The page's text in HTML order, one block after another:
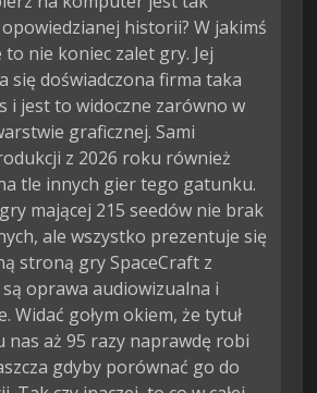
historii? W jakimś
nie koniec zalet gry. Jej
się doświadczona firma taka
i jest to widoczne zarówno w
graficznej. Sami
z 2026 roku również
tle innych gier tego gatunku.
mającej 215 seedów nie brak
ale wszystko prezentuje się
stroną gry SpaceCraft z
oprawa audiowizualna i
Widać gołym okiem, że tytuł
aż 95 razy naprawdę robi
gdyby porównać go do